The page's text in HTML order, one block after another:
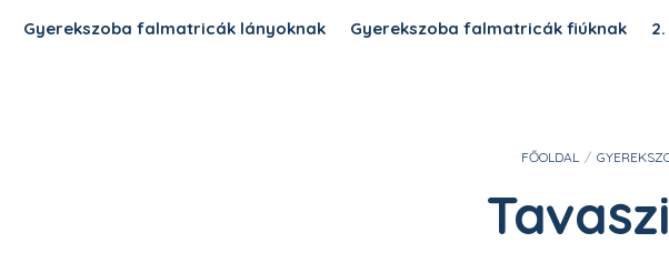
Gyerekszoba falmatricák lányoknak Gyerekszoba falmatricák fiúknak
FŐOLDAL /